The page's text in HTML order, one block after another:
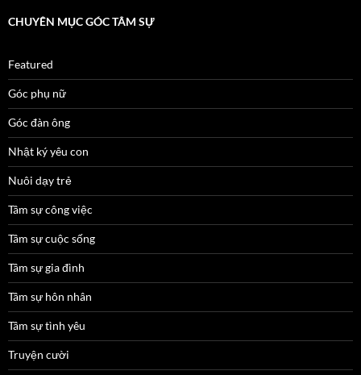
CHUYÊN MỤC GÓC TÂM SỰ
Featured
Góc phụ nữ
Góc đàn ông
Nhật ký yêu con
Nuôi dạy trẻ
Tâm sự công việc
Tâm sự cuộc sống
Tâm sự gia đình
Tâm sự hôn nhân
Tâm sự tình yêu
Truyện cười